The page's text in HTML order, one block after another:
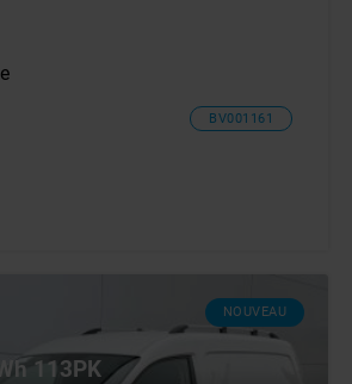
BV001161
NOUVEAU
113PK